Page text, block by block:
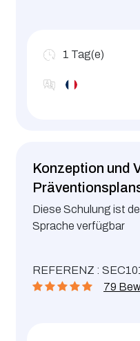
1 Tag(e)
Konzeption und
Diese Schulung ist
Sprache verfügbar
REFERENZ :
79